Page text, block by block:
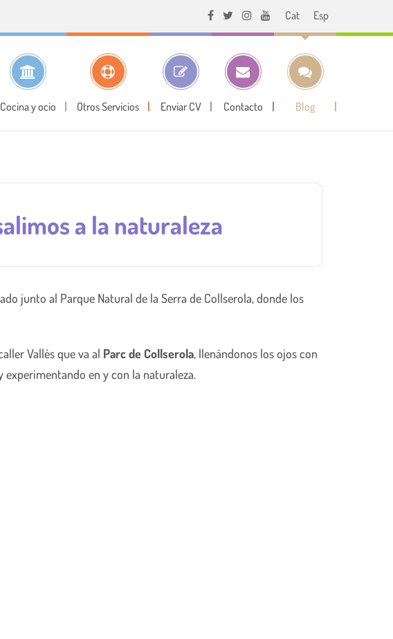
Cat Esp
Cocina y ocio Otros Servicios Enviar CV Contacto Blog
a la naturaleza
junto al Parque Natural de la Serra de Collserola, donde los
Vallès que va al Parc de Collserola, llenándonos los ojos con
experimentando en y con la naturaleza.